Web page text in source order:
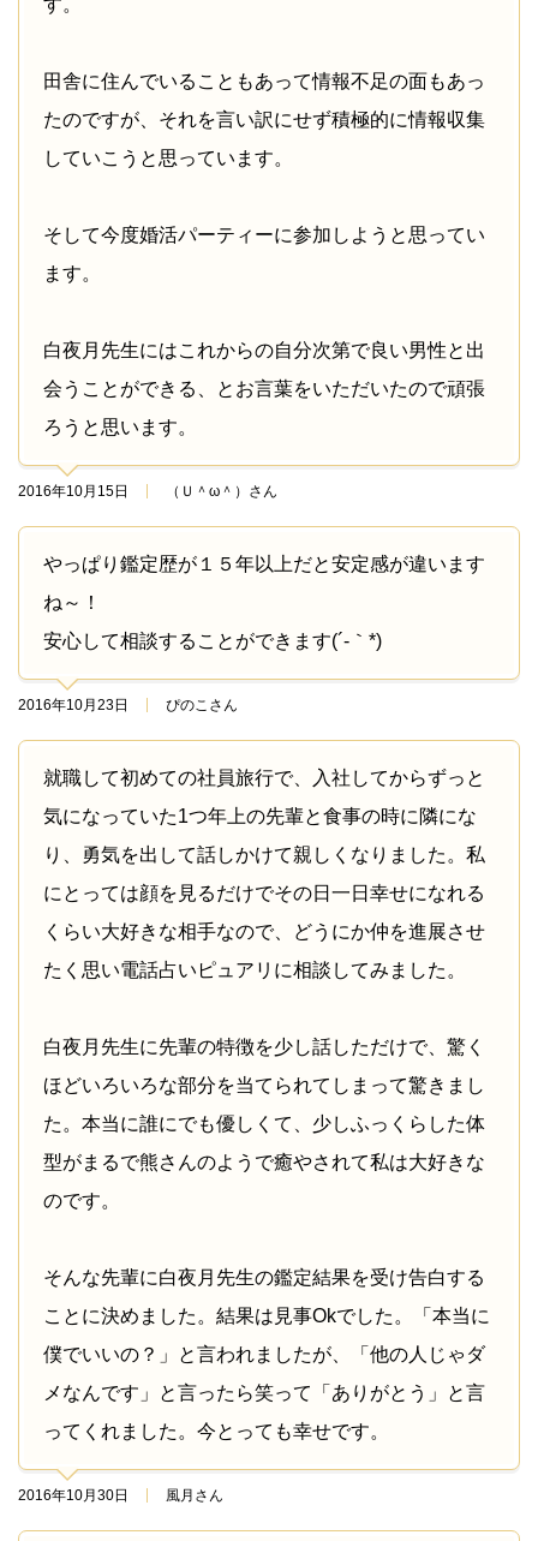
す。
田舎に住んでいることもあって情報不足の面もあっ
たのですが、それを言い訳にせず積極的に情報収集
していこうと思っています。
そして今度婚活パーティーに参加しようと思ってい
ます。
白夜月先生にはこれからの自分次第で良い男性と出
会うことができる、とお言葉をいただいたので頑張
ろうと思います。
2016年10月15日 （Ｕ＾ω＾）さん
やっぱり鑑定歴が１５年以上だと安定感が違います
ね～！
安心して相談することができます(´-｀*)
2016年10月23日 ぴのこさん
就職して初めての社員旅行で、入社してからずっと
気になっていた1つ年上の先輩と食事の時に隣にな
り、勇気を出して話しかけて親しくなりました。私
にとっては顔を見るだけでその日一日幸せになれる
くらい大好きな相手なので、どうにか仲を進展させ
たく思い電話占いピュアリに相談してみました。
白夜月先生に先輩の特徴を少し話しただけで、驚く
ほどいろいろな部分を当てられてしまって驚きまし
た。本当に誰にでも優しくて、少しふっくらした体
型がまるで熊さんのようで癒やされて私は大好きな
のです。
そんな先輩に白夜月先生の鑑定結果を受け告白する
ことに決めました。結果は見事Okでした。「本当に
僕でいいの？」と言われましたが、「他の人じゃダ
メなんです」と言ったら笑って「ありがとう」と言
ってくれました。今とっても幸せです。
2016年10月30日 風月さん